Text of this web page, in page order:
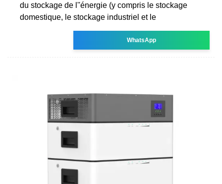
du stockage de l''énergie (y compris le stockage
domestique, le stockage industriel et le
WhatsApp